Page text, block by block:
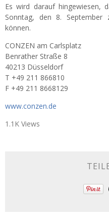
Es wird darauf hingewiesen,
Sonntag, den 8.
können.
CONZEN am Carlsplatz
Benrather Straße 8
40213 Düsseldorf
T +49 211 866810
F +49 211 8668129
www.conzen.de
1.1K Views